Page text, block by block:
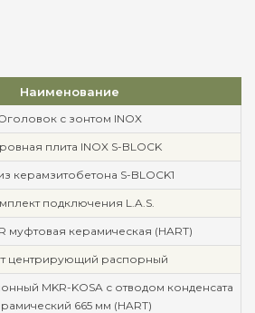
Наименование
с зонтом INOX
плита INOX S-BLOCK
керамзитобетона S-BLOCK1
подключения L.A.S.
муфтовая керамическая (HART)
центрирующий распорный
MKR-KOSA с отводом конденсата
665 мм (HART)